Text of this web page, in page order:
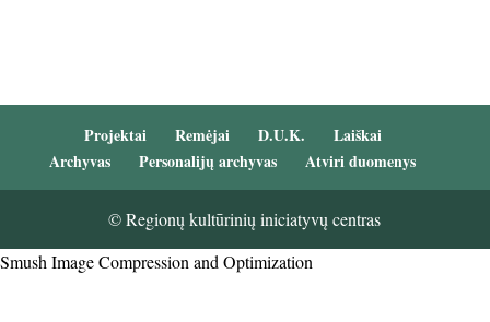
Projektai Remėjai D.U.K.
Laiškai
Archyvas
Personalijų archyvas Atviri duomenys
© Regionų kultūrinių iniciatyvų centras
Smush Image Compression and Optimization